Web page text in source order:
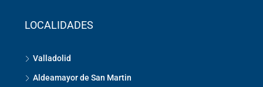
LOCALIDADES
Valladolid
Aldeamayor de San Martin